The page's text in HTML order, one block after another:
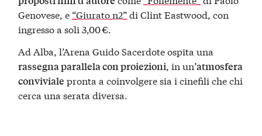
Genovese, e “Giurato n2”di Clint Eastwood, con
ingresso a soli 3,00 €.
Ad Alba, l’Arena Guido Sacerdote ospita una
rassegna parallela con proiezioni, in un’atmosfera
conviviale pronta a coinvolgere sia i cinefili che chi
cerca una serata diversa.